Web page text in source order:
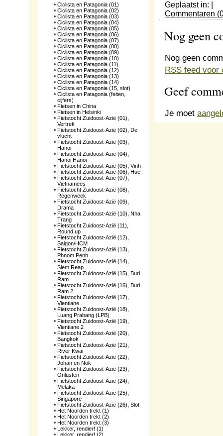
Ciclista en Patagonia (01)
Ciclista en Patagonia (02)
Ciclista en Patagonia (03)
Ciclista en Patagonia (04)
Ciclista en Patagonia (05)
Ciclista en Patagonia (06)
Ciclista en Patagonia (07)
Ciclista en Patagonia (08)
Ciclista en Patagonia (09)
Ciclista en Patagonia (10)
Ciclista en Patagonia (11)
Ciclista en Patagonia (12)
Ciclista en Patagonia (13)
Ciclista en Patagonia (14)
Ciclista en Patagonia (15, slot)
Ciclista en Patagonia (feiten,
cijfers)
Fietsen in China
Fietsen in Helsinki
Fietstocht Zuidoost-Azië (01),
Vertrek
Fietstocht Zuidoost-Azië (02), De
vlucht
Fietstocht Zuidoost-Azië (03),
Hanoi
Fietstocht Zuidoost-Azië (04),
Hanoi Hanoi
Fietstocht Zuidoost-Azië (05), Vinh
Fietstocht Zuidoost-Azië (06), Hue
Fietstocht Zuidoost-Azië (07),
Vietnamees
Fietstocht Zuidoost-Azië (08),
Regenweek
Fietstocht Zuidoost-Azië (09),
Drama
Fietstocht Zuidoost-Azië (10), Nha
Trang
Fietstocht Zuidoost-Azië (11),
Round up
Fietstocht Zuidoost-Azië (12),
Saigon/HCM
Fietstocht Zuidoost-Azië (13),
Phnom Penh
Fietstocht Zuidoost-Azië (14),
Siem Reap
Fietstocht Zuidoost-Azië (15), Buri
Ram
Fietstocht Zuidoost-Azië (16), Buri
Ram 2
Fietstocht Zuidoost-Azië (17),
Vientiane
Fietstocht Zuidoost-Azië (18),
Luang Prabang (LPB)
Fietstocht Zuidoost-Azië (19),
Vientiane 2
Fietstocht Zuidoost-Azië (20),
Bangkok
Fietstocht Zuidoost-Azië (21),
River Kwai
Fietstocht Zuidoost-Azië (22),
Johan en Nok
Fietstocht Zuidoost-Azië (23),
Onlusten
Fietstocht Zuidoost-Azië (24),
Melaka
Fietstocht Zuidoost-Azië (25),
Singapore
Fietstocht Zuidoost-Azië (26), Slot
Het Noorden trekt (1)
Het Noorden trekt (2)
Het Noorden trekt (3)
Lekker, rendier! (1)
Lekker, rendier! (2)
Geplaatst in: |
Commentaren
Nog geen
Nog geen
RSS feed voor
Geef
Je moet